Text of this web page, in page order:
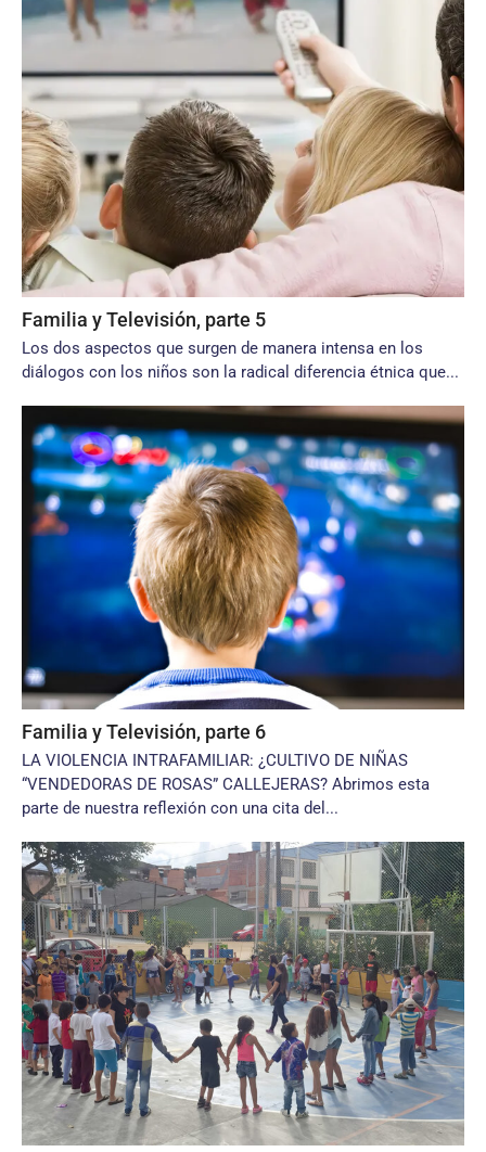
Familia y Televisión, parte 5
Los dos aspectos que surgen de manera intensa en los
diálogos con los niños son la radical diferencia étnica que...
Familia y Televisión, parte 6
LA VIOLENCIA INTRAFAMILIAR: ¿CULTIVO DE NIÑAS
“VENDEDORAS DE ROSAS” CALLEJERAS? Abrimos esta
parte de nuestra reflexión con una cita del...